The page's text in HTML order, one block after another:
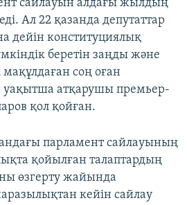
сайлауын алдағы жылдың
Ал 22 қазанда депутаттар
дейін конституциялық
беретін заңды және
мақұлдаған соң оған
уақытша атқарушы премьер-
қол қойған.
парламент сайлауының
қойылған талаптардың
өзгерту жайында
кейін сайлау